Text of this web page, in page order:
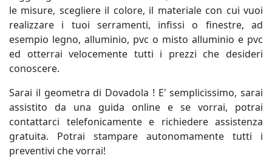
le misure, scegliere il colore, il materiale con cui vuoi
realizzare i tuoi serramenti, infissi o finestre, ad
esempio legno, alluminio, pvc o misto alluminio e pvc
ed otterrai velocemente tutti i prezzi che desideri
conoscere.
Sarai il geometra di Dovadola ! E' semplicissimo, sarai
assistito da una guida online e se vorrai, potrai
contattarci telefonicamente e richiedere assistenza
gratuita. Potrai stampare autonomamente tutti i
preventivi che vorrai!